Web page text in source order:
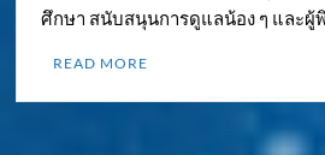
ศึกษา สนับสนุนการดูแลน้อง ๆ และผู้
READ MORE